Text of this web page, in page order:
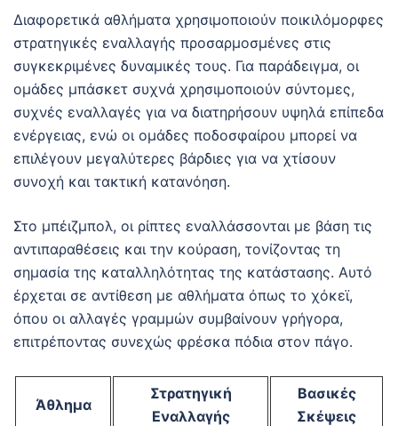
Διαφορετικά αθλήματα χρησιμοποιούν ποικιλόμορφες
στρατηγικές εναλλαγής προσαρμοσμένες στις
συγκεκριμένες δυναμικές τους. Για παράδειγμα, οι
ομάδες μπάσκετ συχνά χρησιμοποιούν σύντομες,
συχνές εναλλαγές για να διατηρήσουν υψηλά επίπεδα
ενέργειας, ενώ οι ομάδες ποδοσφαίρου μπορεί να
επιλέγουν μεγαλύτερες βάρδιες για να χτίσουν
συνοχή και τακτική κατανόηση.
Στο μπέιζμπολ, οι ρίπτες εναλλάσσονται με βάση τις
αντιπαραθέσεις και την κούραση, τονίζοντας τη
σημασία της καταλληλότητας της κατάστασης. Αυτό
έρχεται σε αντίθεση με αθλήματα όπως το χόκεϊ,
όπου οι αλλαγές γραμμών συμβαίνουν γρήγορα,
επιτρέποντας συνεχώς φρέσκα πόδια στον πάγο.
Άθλημα
Στρατηγική
Εναλλαγής
Βασικές
Σκέψεις